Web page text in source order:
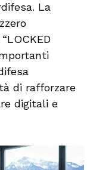
La
di rafforzare
digitali e